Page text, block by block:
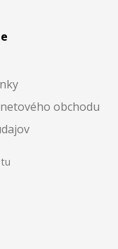
obchodu